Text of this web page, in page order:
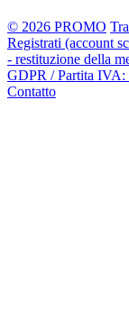
© 2026 PROMO
Registrati (account
- restituzione della
GDPR / Partita IVA:
Contatto